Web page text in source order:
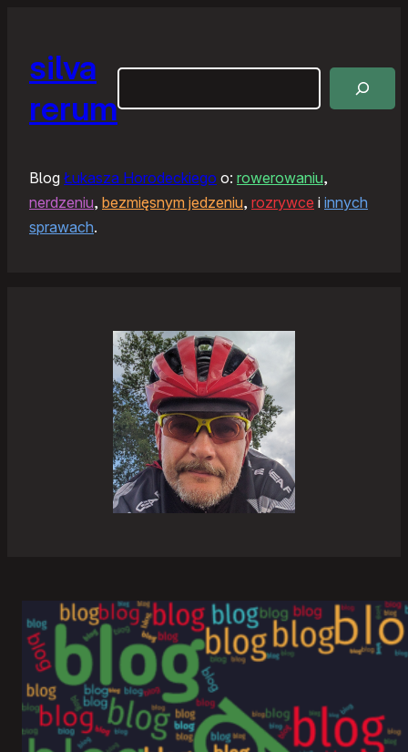
silva
rerum
Blog Łukasza Horodeckiego o: rowerowaniu,
nerdzeniu, bezmięsnym jedzeniu, rozrywce i innych
sprawach.